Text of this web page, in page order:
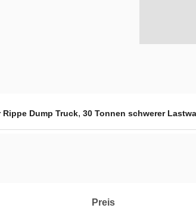
Rippe Dump Truck, 30 Tonnen schwerer
Preis